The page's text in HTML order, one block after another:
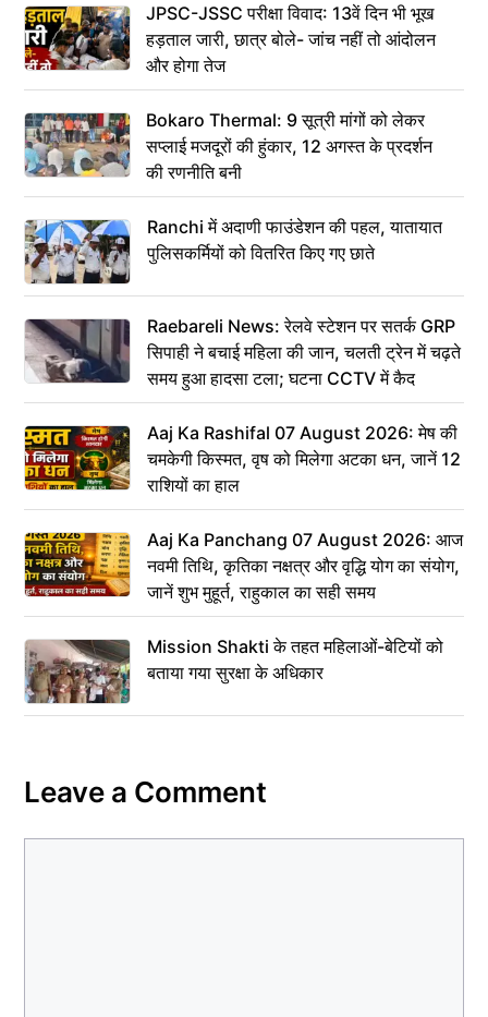
JPSC-JSSC परीक्षा विवाद: 13वें दिन भी भूख
हड़ताल जारी, छात्र बोले- जांच नहीं तो आंदोलन
और होगा तेज
Bokaro Thermal: 9 सूत्री मांगों को लेकर
सप्लाई मजदूरों की हुंकार, 12 अगस्त के प्रदर्शन
की रणनीति बनी
Ranchi में अदाणी फाउंडेशन की पहल, यातायात
पुलिसकर्मियों को वितरित किए गए छाते
Raebareli News: रेलवे स्टेशन पर सतर्क GRP
सिपाही ने बचाई महिला की जान, चलती ट्रेन में चढ़ते
समय हुआ हादसा टला; घटना CCTV में कैद
Aaj Ka Rashifal 07 August 2026: मेष की
चमकेगी किस्मत, वृष को मिलेगा अटका धन, जानें 12
राशियों का हाल
Aaj Ka Panchang 07 August 2026: आज
नवमी तिथि, कृतिका नक्षत्र और वृद्धि योग का संयोग,
जानें शुभ मुहूर्त, राहुकाल का सही समय
Mission Shakti के तहत महिलाओं-बेटियों को
बताया गया सुरक्षा के अधिकार
Leave a Comment